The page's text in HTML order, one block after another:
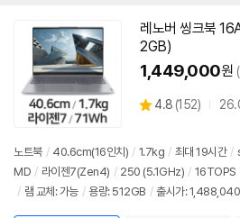
레노버 씽크북
2GB)
1,449,000원
별
4.8 (상
리
152)
노트북 / 40.6cm(16인치) / 1.7kg / 최대 19시간 /
MD / 라이젠7(Zen4) / 250 (5.1GHz) / 16TOPS
/ 램 교체: 가능 / 용량: 512GB / 출시가: